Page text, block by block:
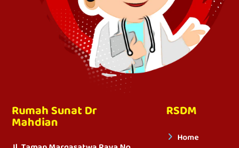
Rumah Sunat Dr
Mahdian
RSDM
Home